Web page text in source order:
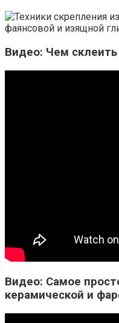
Видео: Чем склеить
Видео: Самое
керамической и